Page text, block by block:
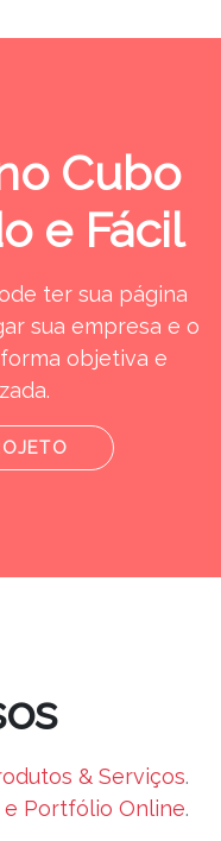
Cubo
e Fácil
ter sua página
sua empresa e o
objetiva e
& Serviços.
Portfólio Online.